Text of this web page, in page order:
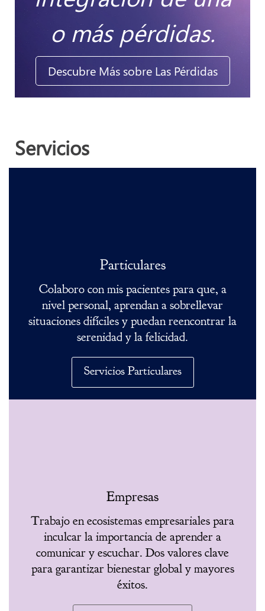
o más pérdidas.
Descubre Más sobre Las Pérdidas
Servicios
Particulares
Colaboro con mis pacientes para que, a
nivel personal, aprendan a sobrellevar
situaciones difíciles y puedan reencontrar la
serenidad y la felicidad.
Servicios Particulares
Empresas
Trabajo en ecosistemas empresariales para
inculcar la importancia de aprender a
comunicar y escuchar. Dos valores clave
para garantizar bienestar global y mayores
éxitos.